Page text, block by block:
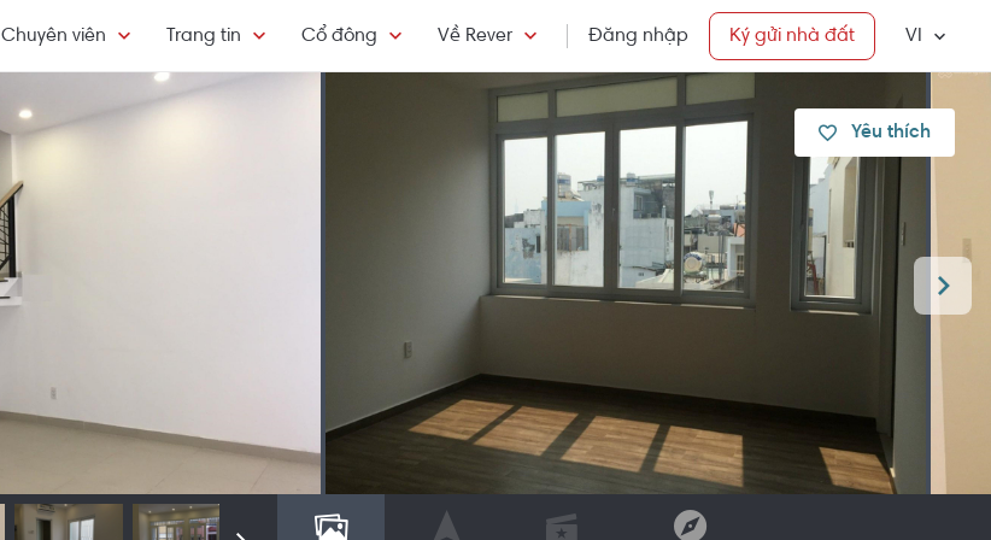
Chuyên viên Trang tin Cổ đông Về Rever Đăng nhập Ký gửi nhà đất VI
Yêu thích